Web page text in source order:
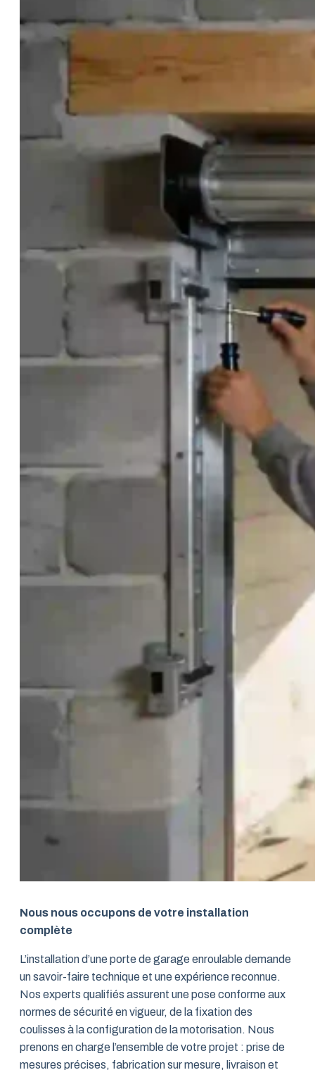
Nous nous occupons de votre installation
complète
L’installation d’une porte de garage enroulable demande
un savoir-faire technique et une expérience reconnue.
Nos experts qualifiés assurent une pose conforme aux
normes de sécurité en vigueur, de la fixation des
coulisses à la configuration de la motorisation. Nous
prenons en charge l’ensemble de votre projet : prise de
mesures précises, fabrication sur mesure, livraison et